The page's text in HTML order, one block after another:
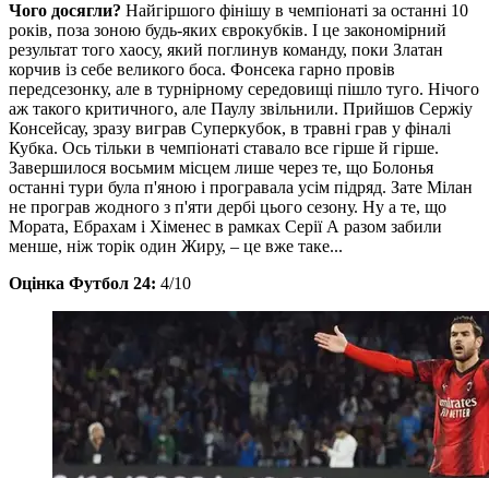
Чого досягли? Найгіршого фінішу в чемпіонаті за останні 10
років, поза зоною будь-яких єврокубків. І це закономірний
результат того хаосу, який поглинув команду, поки Златан
корчив із себе великого боса. Фонсека гарно провів
передсезонку, але в турнірному середовищі пішло туго. Нічого
аж такого критичного, але Паулу звільнили. Прийшов Сержіу
Консейсау, зразу виграв Суперкубок, в травні грав у фіналі
Кубка. Ось тільки в чемпіонаті ставало все гірше й гірше.
Завершилося восьмим місцем лише через те, що Болонья
останні тури була п'яною і програвала усім підряд. Зате Мілан
не програв жодного з п'яти дербі цього сезону. Ну а те, що
Мората, Ебрахам і Хіменес в рамках Серії А разом забили
менше, ніж торік один Жиру, – це вже таке...
Оцінка Футбол 24: 4/10